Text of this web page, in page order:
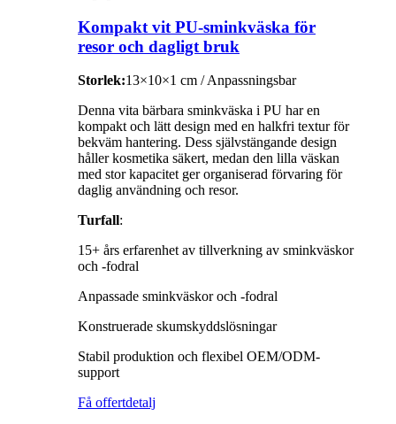
Kompakt vit PU-sminkväska för
resor och dagligt bruk
Storlek:13×10×1 cm / Anpassningsbar
Denna vita bärbara sminkväska i PU har en
kompakt och lätt design med en halkfri textur för
bekväm hantering. Dess självstängande design
håller kosmetika säkert, medan den lilla väskan
med stor kapacitet ger organiserad förvaring för
daglig användning och resor.
Turfall:
15+ års erfarenhet av tillverkning av sminkväskor
och -fodral
Anpassade sminkväskor och -fodral
Konstruerade skumskyddslösningar
Stabil produktion och flexibel OEM/ODM-
support
Få offertdetalj